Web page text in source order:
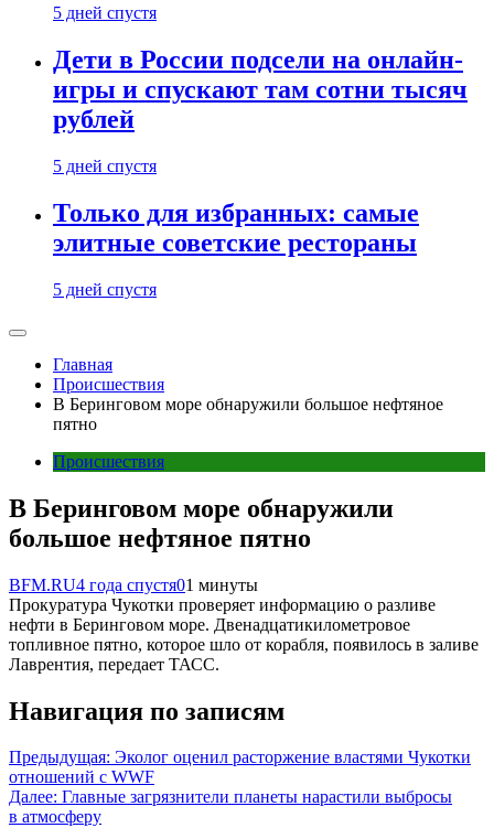
5 дней спустя
Дети в России подсели на онлайн-
игры и спускают там сотни тысяч
рублей
5 дней спустя
Только для избранных: самые
элитные советские рестораны
5 дней спустя
Главная
Происшествия
В Беринговом море обнаружили большое нефтяное
пятно
Происшествия
В Беринговом море обнаружили
большое нефтяное пятно
BFM.RU4 года спустя01 минуты
Прокуратура Чукотки проверяет информацию о разливе
нефти в Беринговом море. Двенадцатикилометровое
топливное пятно, которое шло от корабля, появилось в заливе
Лаврентия, передает ТАСС.
Навигация по записям
Предыдущая: Эколог оценил расторжение властями Чукотки
отношений с WWF
Далее: Главные загрязнители планеты нарастили выбросы
в атмосферу